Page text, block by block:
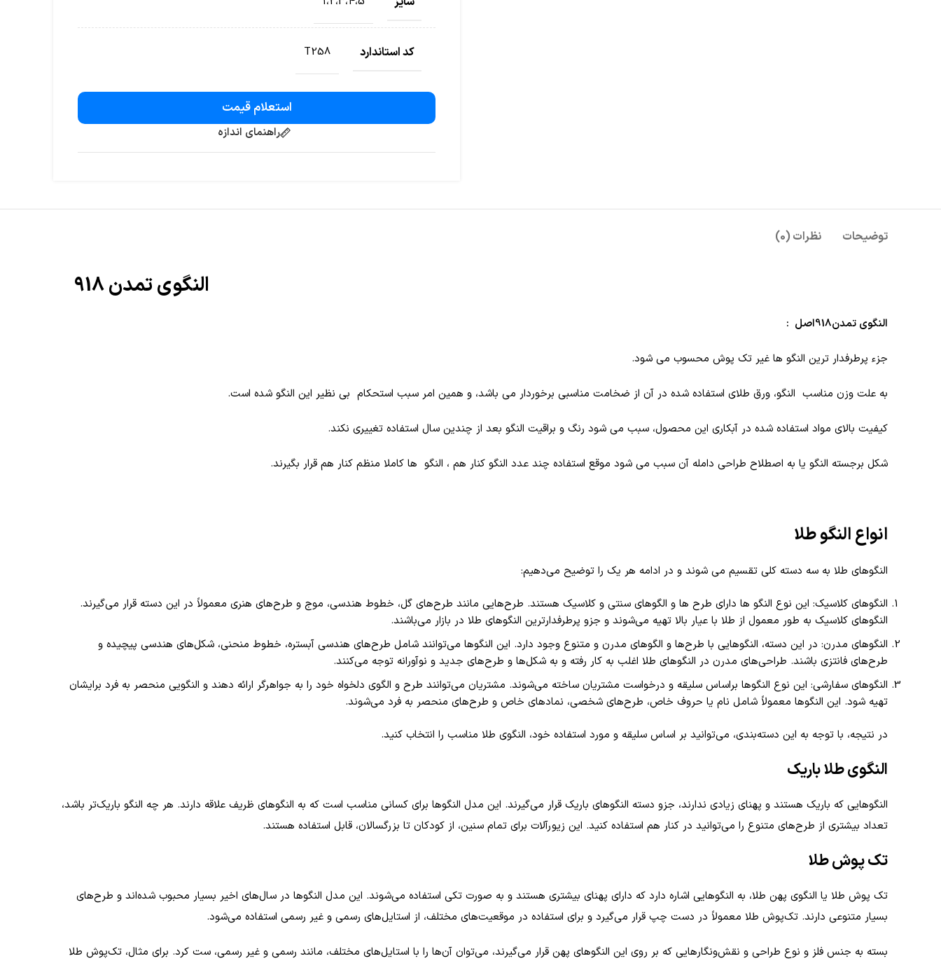
کد استاندارد T258
استعلام قیمت
راهنمای اندازه
توضیحات نظرات (0)
النگوی تمدن 918
النگوی تمدن918 اصل :
جزء پرطرفدار ترین النگو ها غیر تک پوش محسوب می شود.
به علت وزن مناسب النگو، ورق طلای استفاده شده در آن از ضخامت مناسبی برخوردار می باشد، و همین امر سبب استحکام بی نظیر این النگو شده است.
کیفیت بالای مواد استفاده شده در آبکاری این محصول، سبب می شود رنگ و براقیت النگو بعد از چندین سال استفاده تغییری نکند.
شکل برجسته النگو یا به اصطلاح طراحی دامله آن سبب می شود موقع استفاده چند عدد النگو کنار هم ، النگو ها کاملا منظم کنار هم قرار بگیرند.
انواع النگو طلا
النگوهای طلا به سه دسته کلی تقسیم می‌ شوند و در ادامه هر یک را توضیح می‌دهیم:
النگوهای کلاسیک: این نوع النگو ها دارای طرح‌ ها و الگوهای سنتی و کلاسیک هستند. طرح‌هایی مانند طرح‌های گل، خطوط هندسی، موج و طرح‌های هنری معمولاً در این دسته قرار می‌گیرند.
النگوهای کلاسیک به طور معمول از طلا با عیار بالا تهیه می‌شوند و جزو پرطرفدارترین النگوهای طلا در بازار می‌باشند.
النگوهای مدرن: در این دسته، النگوهایی با طرح‌ها و الگوهای مدرن و متنوع وجود دارد. این النگوها می‌توانند شامل طرح‌های هندسی آبستره، خطوط منحنی، شکل‌های هندسی پیچیده و
طرح‌های فانتزی باشند. طراحی‌های مدرن در النگوهای طلا اغلب به کار رفته و به شکل‌ها و طرح‌های جدید و نوآورانه توجه می‌کنند.
النگوهای سفارشی: این نوع النگوها براساس سلیقه و درخواست مشتریان ساخته می‌شوند. مشتریان می‌توانند طرح و الگوی دلخواه خود را به جواهرگر ارائه دهند و النگویی منحصر به فرد برایشان
تهیه شود. این النگوها معمولاً شامل نام یا حروف خاص، طرح‌های شخصی، نمادهای خاص و طرح‌های منحصر به فرد می‌شوند.
در نتیجه، با توجه به این دسته‌بندی، می‌توانید بر اساس سلیقه و مورد استفاده خود، النگوی طلا مناسب را انتخاب کنید.
النگوی طلا باریک
النگوهایی که باریک هستند و پهنای زیادی ندارند، جزو دسته النگوهای باریک قرار می‌گیرند. این مدل النگوها برای کسانی مناسب است که به النگوهای ظریف علاقه دارند. هر چه النگو باریک‌تر باشد،
تعداد بیشتری از طرح‌های متنوع را می‌توانید در کنار هم استفاده کنید. این زیورآلات برای تمام سنین، از کودکان تا بزرگسالان، قابل استفاده هستند.
تک پوش طلا
تک‌ پوش طلا یا النگوی پهن طلا، به النگوهایی اشاره دارد که دارای پهنای بیشتری هستند و به صورت تکی استفاده می‌شوند. این مدل النگوها در سال‌های اخیر بسیار محبوب شده‌اند و طرح‌های
بسیار متنوعی دارند. تک‌پوش طلا معمولاً در دست چپ قرار می‌گیرد و برای استفاده در موقعیت‌های مختلف، از استایل‌های رسمی و غیر رسمی استفاده می‌شود.
بسته به جنس فلز و نوع طراحی و نقش‌ونگارهایی که بر روی این النگوهای پهن قرار می‌گیرند، می‌توان آن‌ها را با استایل‌های مختلف، مانند رسمی و غیر رسمی، ست کرد. برای مثال، تک‌پوش طلا